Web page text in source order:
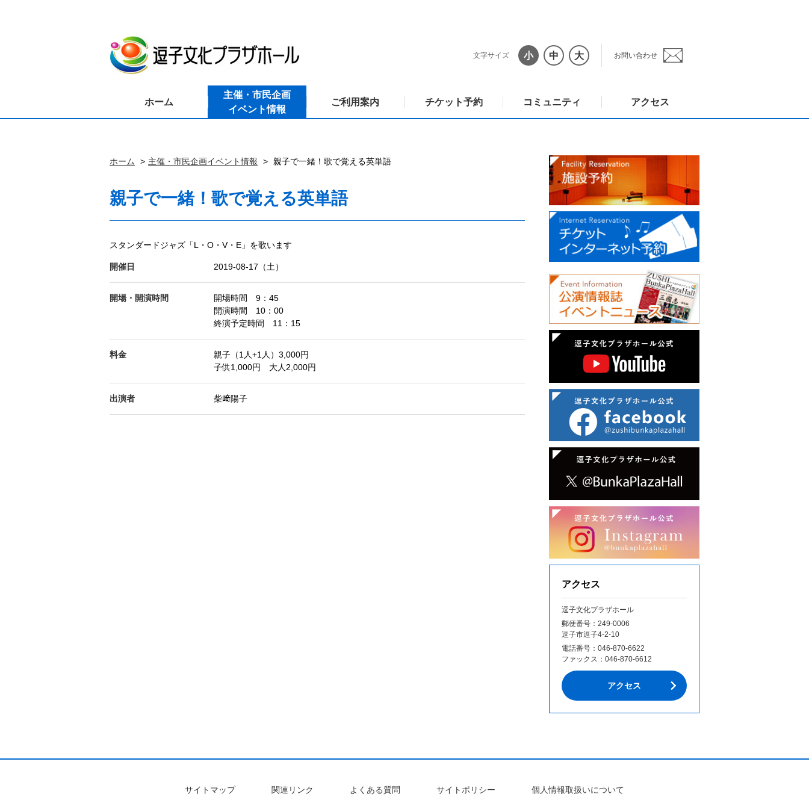
文字サイズ 小 中 大 お問い合わせ
ホーム
主催・市民企画
イベント情報
ご利用案内 チケット予約 コミュニティ アクセス
ホーム 主催・市民企画イベント情報 親子で一緒！歌で覚える英単語
親子で一緒！歌で覚える英単語
スタンダードジャズ「L・O・V・E」を歌います
開催日 2019-08-17（土）
開場・開演時間
開場時間 9：45
開演時間 10：00
終演予定時間 11：15
料金
親子（1人+1人）3,000円
子供1,000円 大人2,000円
出演者 柴﨑陽子
アクセス
逗子文化プラザホール
郵便番号：249‐0006
逗子市逗子4-2-10
電話番号： 046-870-6622
ファックス： 046-870-6612
アクセス
サイトマップ 関連リンク よくある質問 サイトポリシー 個人情報取扱いについて